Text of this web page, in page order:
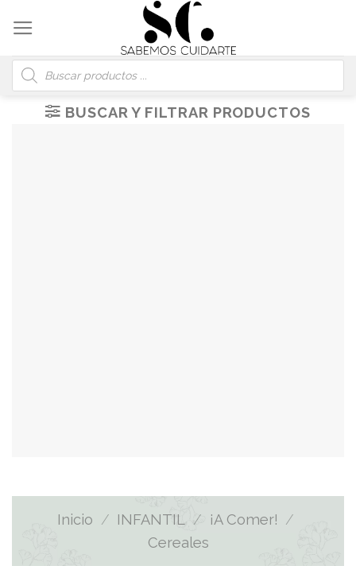
content
Búsqueda
de
productos
BUSCAR Y FILTRAR PRODUCTOS
Inicio / INFANTIL / ¡A Comer! /
Cereales